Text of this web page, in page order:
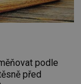
podle
před